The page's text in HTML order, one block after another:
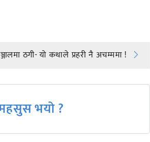
ठगी- यो कथाले प्रहरी नै अचम्ममा !
भयो ?